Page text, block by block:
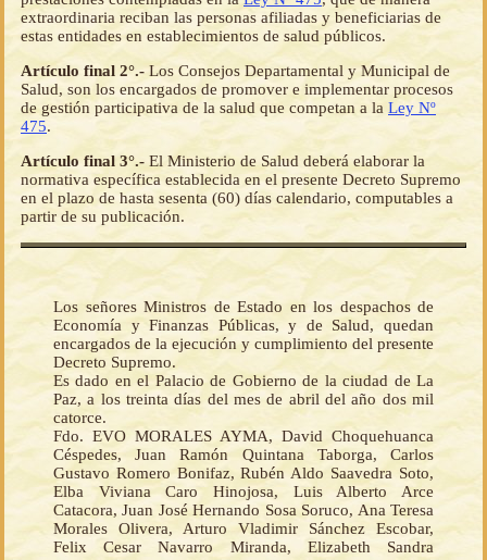
extraordinaria reciban las personas afiliadas y beneficiarias de
estas entidades en establecimientos de salud públicos.
Artículo final 2°.-Los Consejos Departamental y Municipal de
Salud, son los encargados de promover e implementar procesos
de gestión participativa de la salud que competan a la Ley Nº
475.
Artículo final 3°.- El Ministerio de Salud deberá elaborar la
normativa específica establecida en el presente Decreto Supremo
en el plazo de hasta sesenta (60) días calendario, computables a
partir de su publicación.
Los señores Ministros de Estado en los despachos de
Economía y Finanzas Públicas, y de Salud, quedan
encargados de la ejecución y cumplimiento del presente
Decreto Supremo.
Es dado en el Palacio de Gobierno de la ciudad de La
Paz, a los treinta días del mes de abril del año dos mil
catorce.
Fdo. EVO MORALES AYMA, David Choquehuanca
Céspedes, Juan Ramón Quintana Taborga, Carlos
Gustavo Romero Bonifaz, Rubén Aldo Saavedra Soto,
Elba Viviana Caro Hinojosa, Luis Alberto Arce
Catacora, Juan José Hernando Sosa Soruco, Ana Teresa
Morales Olivera, Arturo Vladimir Sánchez Escobar,
Felix Cesar Navarro Miranda, Elizabeth Sandra